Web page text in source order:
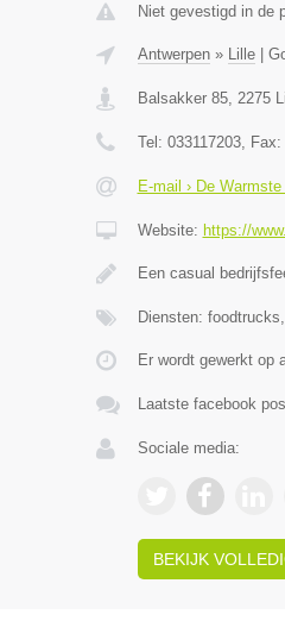
Niet gevestigd in de
Antwerpen» Lille|
Balsakker 85, 2275
Tel: 033117203, Fax:
E-mail › De
Website: https://
Een casual
Diensten:
Er wordt gewerkt op
Laatste facebook
Sociale media:
BEKIJK